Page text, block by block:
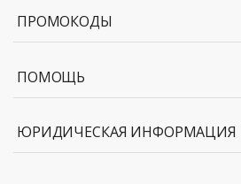
ПРОМОКОДЫ
ПОМОЩЬ
ЮРИДИЧЕСКАЯ ИНФОРМАЦИЯ